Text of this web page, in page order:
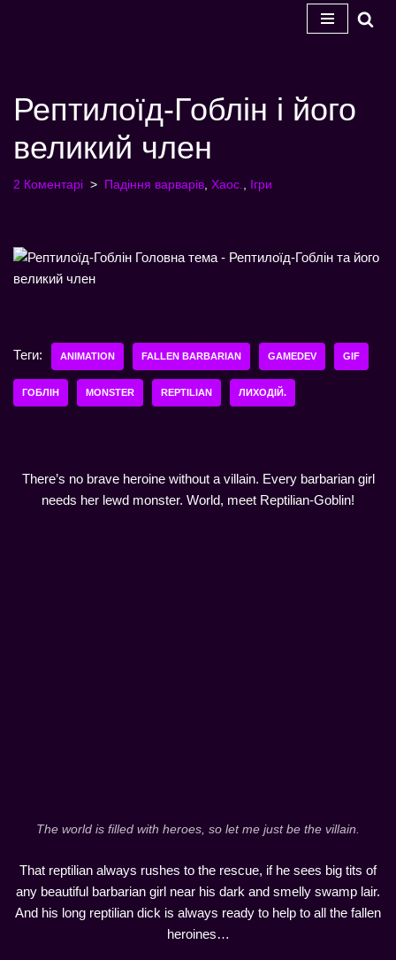
Рептилоїд-Гоблін і його
великий член
2 Коментарі Падіння варварів, Хаос., Ігри
Теги: ANIMATION FALLEN BARBARIAN GAMEDEV GIF
ГОБЛІН MONSTER REPTILIAN ЛИХОДІЙ.
There’s no brave heroine without a villain. Every barbarian girl
needs her lewd monster. World, meet Reptilian-Goblin!
The world is filled with heroes, so let me just be the villain.
That reptilian always rushes to the rescue, if he sees big tits of
any beautiful barbarian girl near his dark and smelly swamp lair.
And his long reptilian dick is always ready to help to all the fallen
heroines…